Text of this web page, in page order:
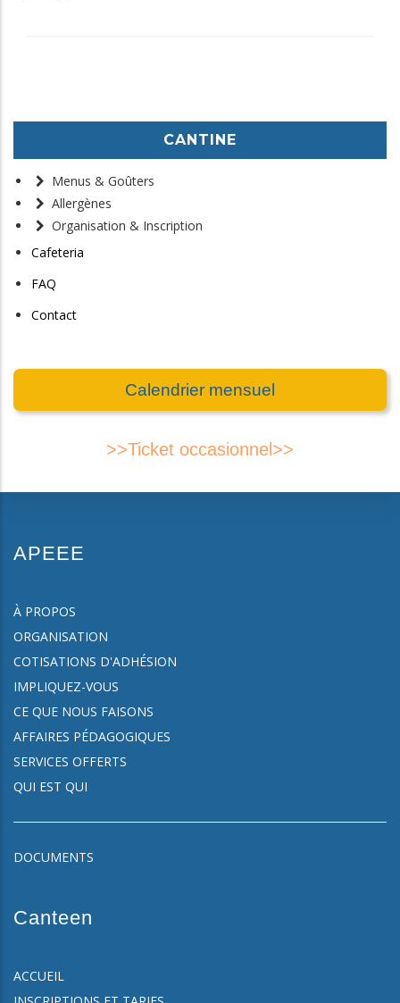
CANTINE
Menus & Goûters
Allergènes
Organisation & Inscription
Cafeteria
FAQ
Contact
Calendrier mensuel
>>Ticket occasionnel>>
APEEE
À PROPOS
ORGANISATION
COTISATIONS D'ADHÉSION
IMPLIQUEZ-VOUS
CE QUE NOUS FAISONS
AFFAIRES PÉDAGOGIQUES
SERVICES OFFERTS
QUI EST QUI
DOCUMENTS
Canteen
ACCUEIL